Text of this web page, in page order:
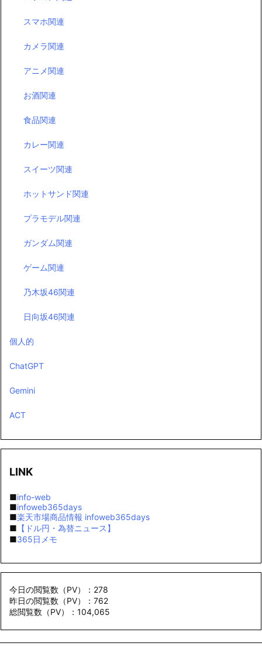
スマホ関連
カメラ関連
アニメ関連
お酒関連
食品関連
カレー関連
スイーツ関連
ホットサンド関連
プラモデル関連
ガンダム関連
ゲーム関連
乃木坂46関連
日向坂46関連
個人的
ChatGPT
Gemini
ACT
LINK
■info-web
■infoweb365days
■楽天市場商品情報 infoweb365days
■ 【ドル円・為替ニュース】
■365日メモ
今日の閲覧数（PV）：278
昨日の閲覧数（PV）：762
総閲覧数（PV）：104,065